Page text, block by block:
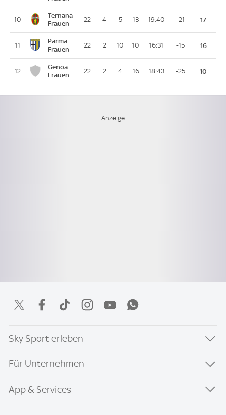
10
Ternana
Frauen
22 4 5 13 19:40 -21 17
11
Parma
Frauen
22 2 10 10 16:31 -15 16
12
Genoa
Frauen
22 2 4 16 18:43 -25 10
Sky Sport erleben
Für Unternehmen
App & Services